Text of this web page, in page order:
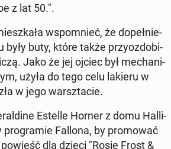
z lat 50.".
wspo­mnieć, że do­peł­nie­
były buty, które także przy­ozdo­bi­
Jako że jej ojciec był me­cha­ni­
użyła do tego celu lakieru w
w jego warsz­ta­cie.
Estelle Horner z domu Hal­li­
pro­gra­mie Fallona, by pro­mo­wać
dla dzieci "Rosie Frost &